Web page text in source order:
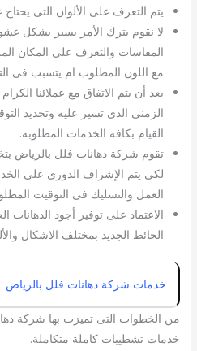
يتم التعرف على الألوان التى يحتاج
لا نقوم بترك الأمر يسير بشكل
المقاسات والتعرف على المكان
مع اللون المطلوب ام يتسبب فى
بعد أن يتم الاتفاق مع عملائنا
الزمنى الذى تسير عليه وتحديد
القيام بكافة الخدمات المطلوبة.
تقوم شركة دهانات فلل بالرياض
لكى يتم الإشراف الدورى على
العمل والتسليك فى التوقيت
الاعتماد على توفير أجود الدهانات
الحائط الجديد بمختلف الاشكال
خدمات شركة دهانات فلل بالرياض
من الخطوات التى تميزت بها شركة
خدمات تشطيبات كاملة متكاملة.